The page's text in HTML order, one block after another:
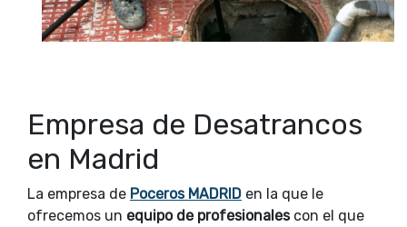
Empresa de Desatrancos
en Madrid
La empresa de Poceros MADRID en la que le
ofrecemos un equipo de profesionalescon el que